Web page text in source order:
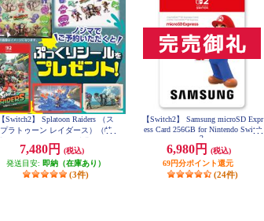
【Switch2】 Splatoon Raiders （ス
プラトゥーン レイダース）（特
くりシール 付き）
7,480円
(税込)
発送目安: 即納（在庫あり）
(3件)
【Switch2】 Samsung microSD Expr
ess Card 256GB for Nintendo Switch
2
6,980円
(税込)
69円分ポイント還元
(24件)